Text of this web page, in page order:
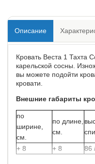
Описание
Кровать Веста 1 Тахта
карельской сосны.
вы можете подойти
кровати.
Внешние габариты
по
ширине,
см.
по длине,
см.
+ 8 + 8 86